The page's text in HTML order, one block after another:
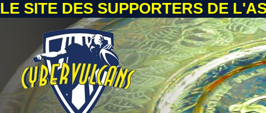
LE SITE DES SUPPORTERS DE